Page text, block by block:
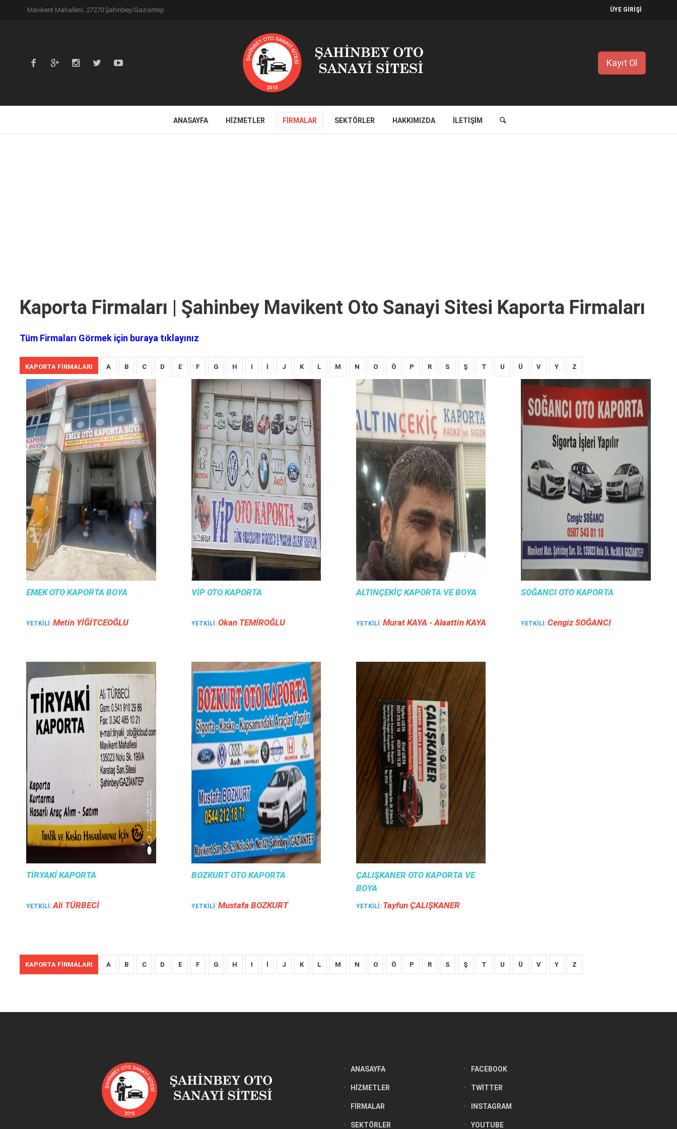
ÜYE GİRİŞİ
Mavikent Mahallesi, 27270 Şahinbey/Gaziantep
Kayıt Ol
ANASAYFA HIZMETLER FIRMALAR SEKTÖRLER HAKKIMIZDA İLETIŞIM
Kaporta Firmaları | Şahinbey Mavikent Oto Sanayi Sitesi Kaporta Firmaları
Tüm Firmaları Görmek için buraya tıklayınız
KAPORTA FIRMALARI A B C D E F G H I İ J K L M N O Ö P R S Ş T U Ü V Y Z
EMEK OTO KAPORTA BOYA
YETKILI:Meti̇n YİĞİTCEOĞLU
VIP OTO KAPORTA
YETKILI: Okan TEMİROĞLU
ALTINÇEKIÇ KAPORTA VE BOYA
YETKILI: Murat KAYA - Alaatti̇n KAYA
SOĞANCI OTO KAPORTA
YETKILI:Cengi̇z SOĞANCI
TIRYAKI KAPORTA
YETKILI:Ali̇ TÜRBECİ
BOZKURT OTO KAPORTA
YETKILI: Mustafa BOZKURT
ÇALIŞKANER OTO KAPORTA VE
BOYA
YETKILI: Tayfun ÇALIŞKANER
KAPORTA FIRMALARI A B C D E F G H I İ J K L M N O Ö P R S Ş T U Ü V Y Z
ANASAYFA
HIZMETLER
FIRMALAR
SEKTÖRLER
FACEBOOK
TWITTER
INSTAGRAM
YOUTUBE